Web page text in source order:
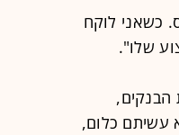
כשאני לוקח
שלו".
הבנקים,
עשיתם כלום,